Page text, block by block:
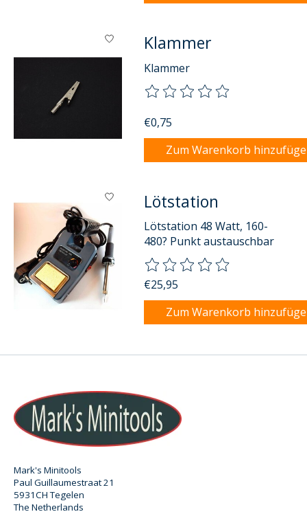
Klammer
Klammer
Die Bewertung dieses
€0,75
Zum Warenkorb
Lötstation
Lötstation 48 Watt, 160-
480? Punkt austauschbar
Die Bewertung dieses
€25,95
Zum Warenkorb
Mark's Minitools
Paul Guillaumestraat 21
5931CH Tegelen
The Netherlands